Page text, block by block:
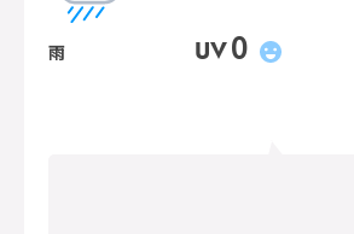
雨 UV0